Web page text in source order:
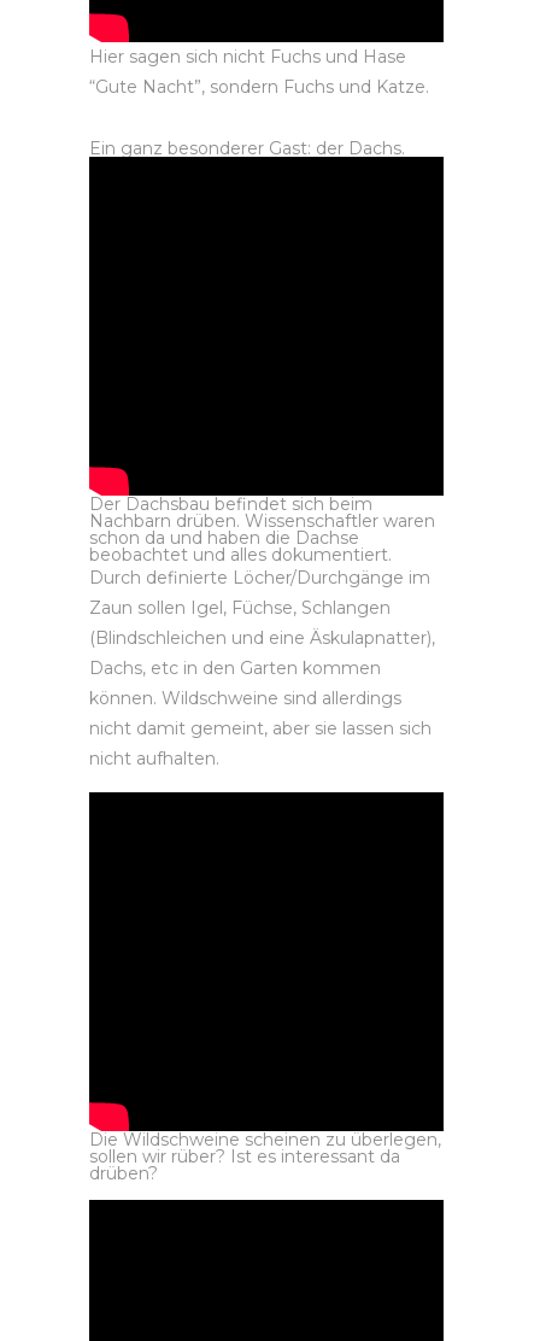
Hier sagen sich nicht Fuchs und Hase
“Gute Nacht”, sondern Fuchs und Katze.
Ein ganz besonderer Gast: der Dachs.
Der Dachsbau befindet sich beim
Nachbarn drüben. Wissenschaftler waren
schon da und haben die Dachse
beobachtet und alles dokumentiert.
Durch definierte Löcher/Durchgänge im
Zaun sollen Igel, Füchse, Schlangen
(Blindschleichen und eine Äskulapnatter),
Dachs, etc in den Garten kommen
können. Wildschweine sind allerdings
nicht damit gemeint, aber sie lassen sich
nicht aufhalten.
Die Wildschweine scheinen zu überlegen,
sollen wir rüber? Ist es interessant da
drüben?